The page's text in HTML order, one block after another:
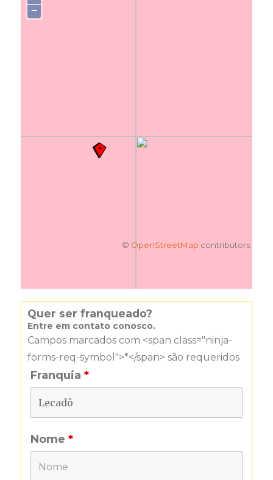
−
© OpenStreetMap contributors
Quer ser franqueado?
Entre em contato conosco.
Campos marcados com <span class="ninja-
forms-req-symbol">*</span> são requeridos
Franquia*
Nome*